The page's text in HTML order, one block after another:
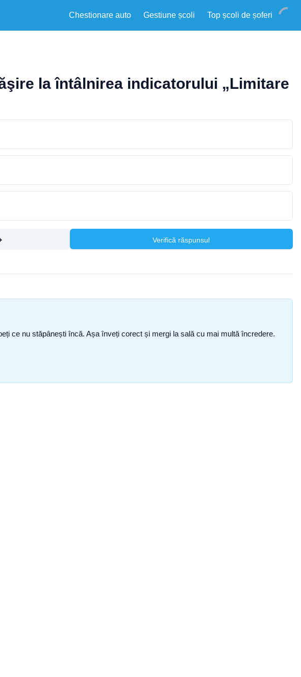
Chestionare auto Gestiune școli Top școli de șoferi
la întâlnirea indicatorului „Limitare
Verifică răspunsul
ce nu stăpânești încă. Așa înveți corect și mergi la sală cu mai multă încredere.